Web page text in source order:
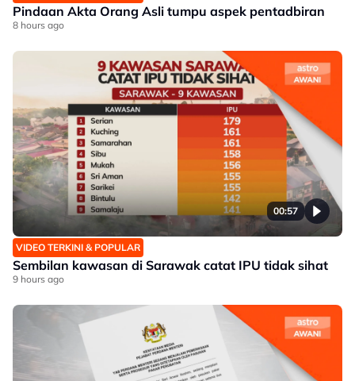
Pindaan Akta Orang Asli tumpu aspek pentadbiran
8 hours ago
00:57
VIDEO TERKINI & POPULAR
Sembilan kawasan di Sarawak catat IPU tidak sihat
9 hours ago